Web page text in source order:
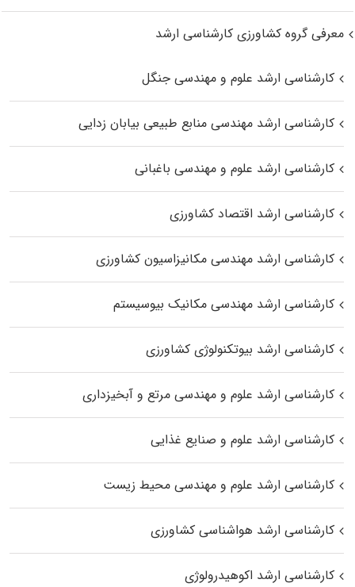
معرفی گروه کشاورزی کارشناسی ارشد
کارشناسی ارشد علوم و مهندسی جنگل
کارشناسی ارشد مهندسی منابع طبیعی بیابان زدایی
کارشناسی ارشد علوم و مهندسی باغبانی
کارشناسی ارشد اقتصاد کشاورزی
کارشناسی ارشد مهندسی مکانیزاسیون کشاورزی
کارشناسی ارشد مهندسی مکانیک بیوسیستم
کارشناسی ارشد بیوتکنولوژی کشاورزی
کارشناسی ارشد علوم و مهندسی مرتع و آبخیزداری
کارشناسی ارشد علوم و صنایع غذایی
کارشناسی ارشد علوم و مهندسی محیط زیست
کارشناسی ارشد هواشناسی کشاورزی
کارشناسی ارشد اکوهیدرولوژی